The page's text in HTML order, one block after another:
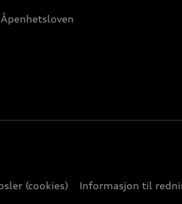
Åpenhetsloven
(cookies) Informasjon til